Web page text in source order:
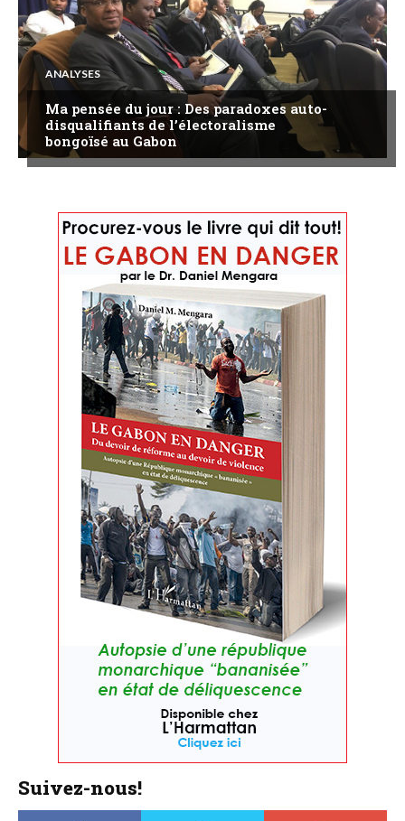
ANALYSES
Ma pensée du jour : Des paradoxes auto-
disqualifiants de l’électoralisme
bongoïsé au Gabon
Suivez-nous!